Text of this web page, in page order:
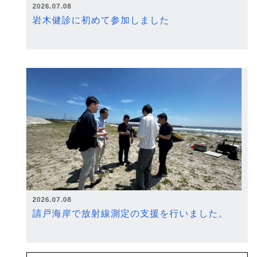
2026.07.08
岩木健診に初めて参加しました
2026.07.08
請戸海岸で放射線測定の支援を行いました。